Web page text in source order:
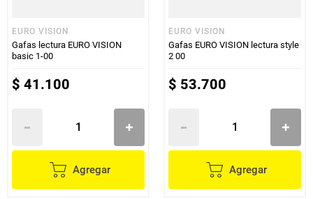
EURO VISION
Gafas lectura EURO VISION
basic 1-00
$ 41.100
Agregar
EURO VISION
Gafas EURO VISION lectura style
2 00
$ 53.700
Agregar